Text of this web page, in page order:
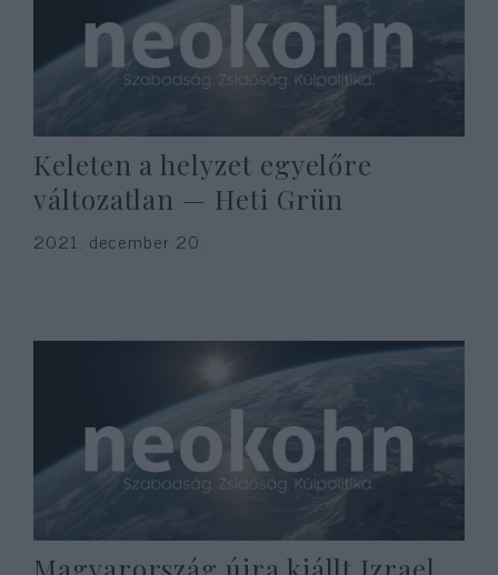
Keleten a helyzet egyelőre
változatlan — Heti Grün
2021. december 20.